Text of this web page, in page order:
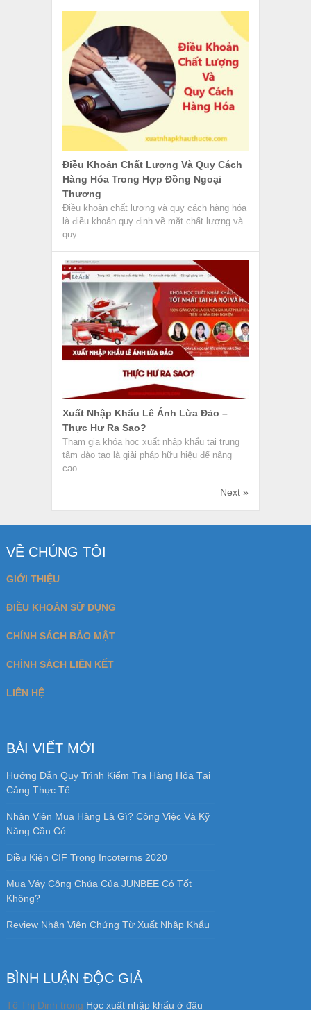
Điều Khoản Chất Lượng Và Quy Cách
Hàng Hóa Trong Hợp Đồng Ngoại
Thương
Điều khoản chất lượng và quy cách hàng hóa
là điều khoản quy định về mặt chất lượng và
quy...
Xuất Nhập Khẩu Lê Ánh Lừa Đảo –
Thực Hư Ra Sao?
Tham gia khóa học xuất nhập khẩu tại trung
tâm đào tạo là giải pháp hữu hiệu để nâng
cao...
Next »
VỀ CHÚNG TÔI
GIỚI THIỆU
ĐIỀU KHOẢN SỬ DỤNG
CHÍNH SÁCH BẢO MẬT
CHÍNH SÁCH LIÊN KẾT
LIÊN HỆ
BÀI VIẾT MỚI
Hướng Dẫn Quy Trình Kiểm Tra Hàng Hóa Tại
Cảng Thực Tế
Nhân Viên Mua Hàng Là Gì? Công Việc Và Kỹ
Năng Cần Có
Điều Kiện CIF Trong Incoterms 2020
Mua Váy Công Chúa Của JUNBEE Có Tốt
Không?
Review Nhân Viên Chứng Từ Xuất Nhập Khẩu
BÌNH LUẬN ĐỘC GIẢ
Tô Thị Dinh trong Học xuất nhập khẩu ở đâu